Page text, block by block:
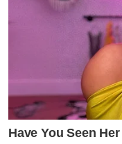
Have You Seen